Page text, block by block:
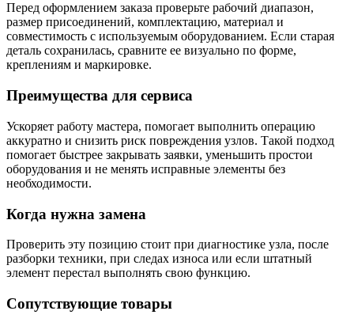
Перед оформлением заказа проверьте рабочий диапазон,
размер присоединений, комплектацию, материал и
совместимость с используемым оборудованием. Если старая
деталь сохранилась, сравните ее визуально по форме,
креплениям и маркировке.
Преимущества для сервиса
Ускоряет работу мастера, помогает выполнить операцию
аккуратно и снизить риск повреждения узлов. Такой подход
помогает быстрее закрывать заявки, уменьшить простои
оборудования и не менять исправные элементы без
необходимости.
Когда нужна замена
Проверить эту позицию стоит при диагностике узла, после
разборки техники, при следах износа или если штатный
элемент перестал выполнять свою функцию.
Сопутствующие товары